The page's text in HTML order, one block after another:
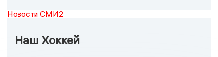
Новости СМИ2
Наш Хоккей